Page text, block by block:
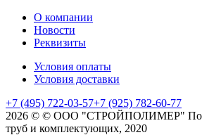
О компании
Новости
Реквизиты
Условия оплаты
Условия доставки
+7 (495) 722-03-57+7 (925) 782-60-77
2026 © © ООО "СТРОЙПОЛИМЕР"
труб и комплектующих, 2020